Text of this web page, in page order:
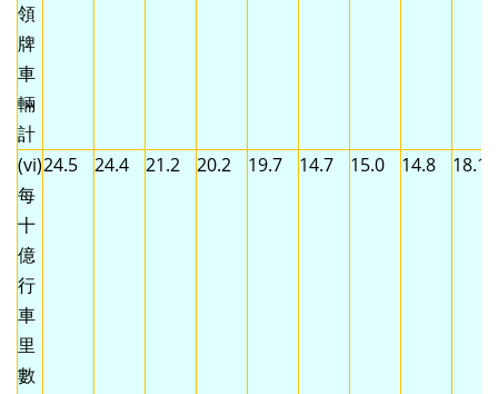
領
牌
車
輛
計
(vi)
每
十
億
行
車
里
數
24.5 24.4 21.2 20.2 19.7 14.7 15.0 14.8 18.1